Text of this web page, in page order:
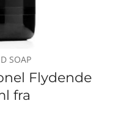
SOAP
Flydende
fra